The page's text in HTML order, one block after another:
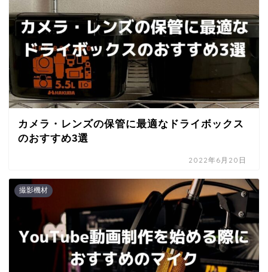
カメラ・レンズの保管に最適なドライボックス
のおすすめ3選
2022年6月20日
撮影機材